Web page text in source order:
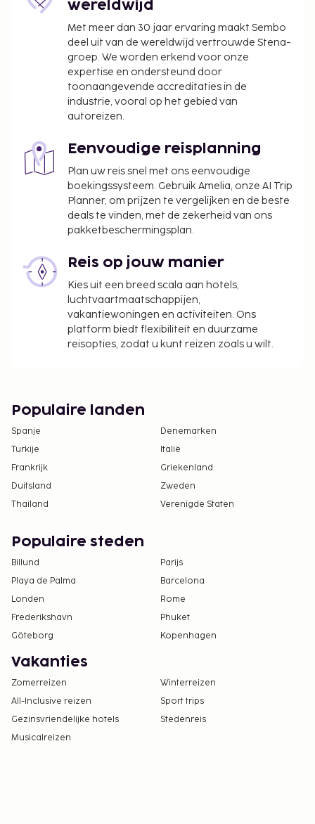
genieten van een gratis uitgebreid ontbijt. Deze
accommodatie heeft een officiële
sterrenclassificatie ontvangen van VisitScotland,
het Nationale Bureau voor Toerisme van Schotland.
Toeslag voor late check-in tussen 22.00 uur en
23.00 uur
borgsommen zijn mogelijk excl. btw en kunnen
wijzigen.
Huisdieren zijn alleen in specifieke kamers
toegestaan. Je kunt een van deze kamers
boeken door rechtstreeks contact op te nemen
met de accommodatie. De contactgegevens
Gasten kunnen overal contactloos betalen.
wereldwijd
Met meer dan 30 jaar ervaring maakt Sembo
deel uit van de wereldwijd vertrouwde Stena-
groep. We worden erkend voor onze
expertise en ondersteund door
toonaangevende accreditaties in de
industrie, vooral op het gebied van
autoreizen.
Eenvoudige reisplanning
Plan uw reis snel met ons eenvoudige
boekingssysteem. Gebruik Amelia, onze AI Trip
Planner, om prijzen te vergelijken en de beste
deals te vinden, met de zekerheid van ons
pakketbeschermingsplan.
Reis op jouw manier
Kies uit een breed scala aan hotels,
luchtvaartmaatschappijen,
vakantiewoningen en activiteiten. Ons
platform biedt flexibiliteit en duurzame
reisopties, zodat u kunt reizen zoals u wilt.
Populaire landen
Spanje
Denemarken
Turkije
Italië
Frankrijk
Griekenland
Duitsland
Zweden
Thailand
Verenigde Staten
Populaire steden
Billund
Parijs
Playa de Palma
Barcelona
Londen
Rome
Frederikshavn
Phuket
Göteborg
Kopenhagen
Vakanties
Zomerreizen
Winterreizen
All-Inclusive reizen
Sport trips
Gezinsvriendelijke hotels
Stedenreis
Musicalreizen